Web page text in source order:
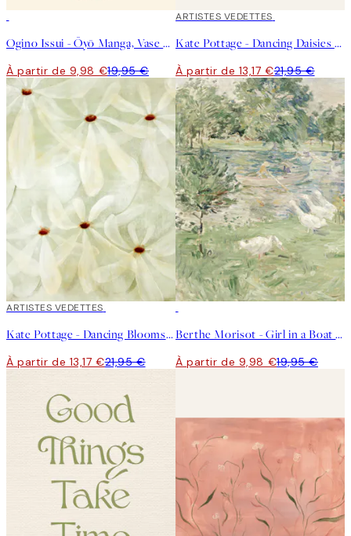
Ogino Issui - Ōyō Manga, Vase Study Affiche
À partir de 9,98 €19,95 €
40%*
ARTISTES VEDETTES
Kate Pottage - Dancing Daisies Affiche
À partir de 13,17 €21,95 €
40%*
ARTISTES VEDETTES
Kate Pottage - Dancing Blooms Affiche
À partir de 13,17 €21,95 €
Berthe Morisot - Girl in a Boat with Geese Affiche
À partir de 9,98 €19,95 €